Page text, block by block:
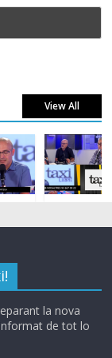
View All
la nova
de tot lo